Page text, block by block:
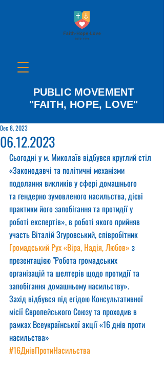
PUBLIC MOVEMENT
"FAITH, HOPE, LOVE"
06.12.2023
Dec 8, 2023
Сьогодні у м. Миколаїв відбувся круглий стіл
«Законодавчі та політичні механізми
подолання викликів у сфері домашнього
та ґендерно зумовленого насильства, дієві
практики його запобігання та протидії у
роботі експертів», в роботі якого прийняв
участь Віталій Згуровський, співробітник
Громадський Рух «Віра, Надія, Любов» з
презентацією "Робота громадських
організацій та шелтерів щодо протидії та
запобігання домашньому насильству».
Захід відбувся під егідою Консультативної
місії Європейського Союзу та проходив в
рамках Всеукраїнської акції «16 днів проти
насильства»
#16ДнівПротиНасильства